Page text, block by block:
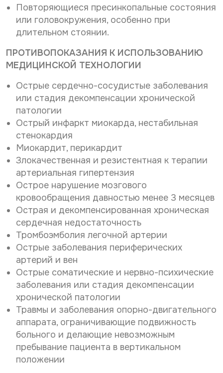
Повторяющиеся пресинкопальные состояния
или головокружения, особенно при
длительном стоянии.
ПРОТИВОПОКАЗАНИЯ К ИСПОЛЬЗОВАНИЮ
МЕДИЦИНСКОЙ ТЕХНОЛОГИИ
Острые сердечно-сосудистые заболевания
или стадия декомпенсации хронической
патологии
Острый инфаркт миокарда, нестабильная
стенокардия
Миокардит, перикардит
Злокачественная и резистентная к терапии
артериальная гипертензия
Острое нарушение мозгового
кровообращения давностью менее 3 месяцев
Острая и декомпенсированная хроническая
сердечная недостаточность
Тромбоэмболия легочной артерии
Острые заболевания периферических
артерий и вен
Острые соматические и нервно-психические
заболевания или стадия декомпенсации
хронической патологии
Травмы и заболевания опорно-двигательного
аппарата, ограничивающие подвижность
больного и делающие невозможным
пребывание пациента в вертикальном
положении